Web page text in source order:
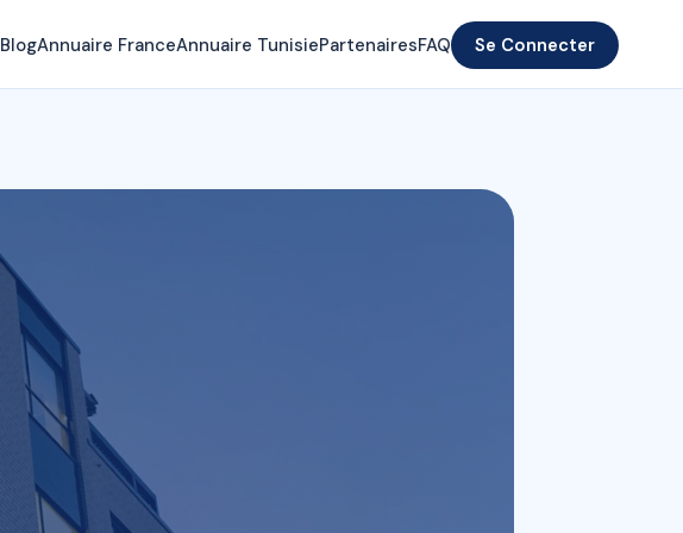
BlogAnnuaire FranceAnnuaire TunisiePartenairesFAQ Se Connecter